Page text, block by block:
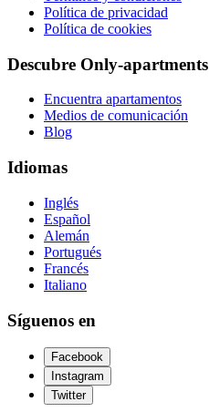
Política de privacidad
Política de cookies
Descubre Only-apartments
Encuentra apartamentos
Medios de comunicación
Blog
Idiomas
Inglés
Español
Alemán
Portugués
Francés
Italiano
Síguenos en
Facebook
Instagram
Twitter